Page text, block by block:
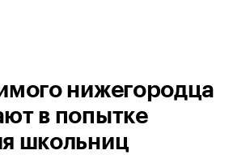
нижегородца
в попытке
школьниц